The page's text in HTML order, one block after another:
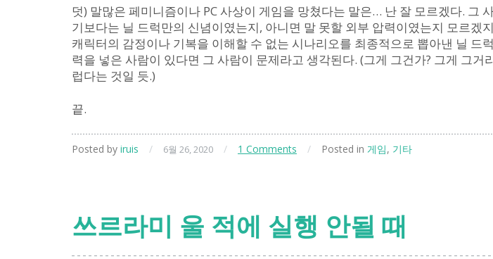
덧) 말많은 페미니즘이나 PC 사상이 게임을 망쳤다는 말은… 난 잘 모르겠다. 그
기보다는 닐 드럭만의 신념이였는지, 아니면 말 못할 외부 압력이였는지 모르겠
캐릭터의 감정이나 기복을 이해할 수 없는 시나리오를 최종적으로 뽑아낸 닐 드
력을 넣은 사람이 있다면 그 사람이 문제라고 생각된다. (그게 그건가? 그게 그거
럽다는 것일 듯.)
끝.
Posted by iruis / 6월 26, 2020 / 1 Comments / Posted in 게임, 기타
쓰르라미 울 적에 실행 안될 때